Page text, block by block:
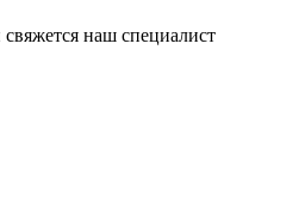
наш специалист